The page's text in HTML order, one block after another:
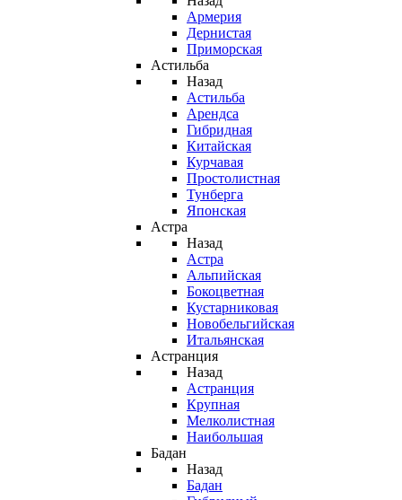
Армерия
Дернистая
Приморская
Астильба
Назад
Астильба
Арендса
Гибридная
Китайская
Курчавая
Простолистная
Тунберга
Японская
Астра
Назад
Астра
Альпийская
Бокоцветная
Кустарниковая
Новобельгийская
Итальянская
Астранция
Назад
Астранция
Крупная
Мелколистная
Наибольшая
Бадан
Назад
Бадан